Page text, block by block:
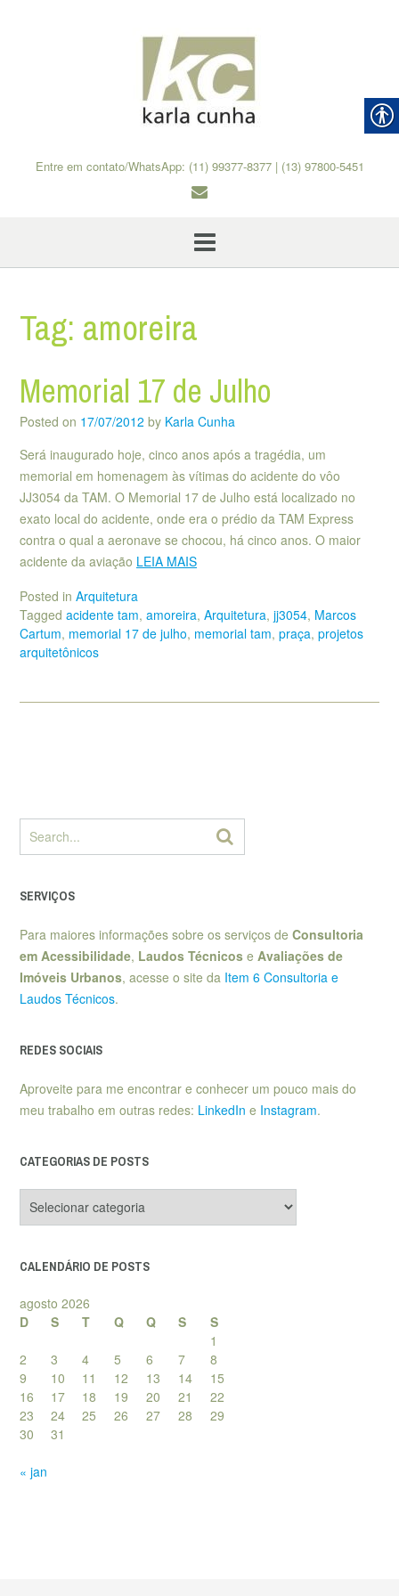
Entre em contato/WhatsApp: (11) 99377-8377 | (13) 97800-5451
Tag: amoreira
Memorial 17 de Julho
Posted on 17/07/2012 by Karla Cunha
Será inaugurado hoje, cinco anos após a tragédia, um
memorial em homenagem às vítimas do acidente do vôo
JJ3054 da TAM. O Memorial 17 de Julho está localizado no
exato local do acidente, onde era o prédio da TAM Express
contra o qual a aeronave se chocou, há cinco anos. O maior
acidente da aviação LEIA MAIS
Posted in Arquitetura
Tagged acidente tam, amoreira, Arquitetura, jj3054, Marcos
Cartum, memorial 17 de julho, memorial tam, praça, projetos
arquitetônicos
SERVIÇOS
Para maiores informações sobre os serviços de Consultoria
em Acessibilidade, Laudos Técnicos e Avaliações de
Imóveis Urbanos, acesse o site da Item 6 Consultoria e
Laudos Técnicos.
REDES SOCIAIS
Aproveite para me encontrar e conhecer um pouco mais do
meu trabalho em outras redes: LinkedIn e Instagram.
CATEGORIAS DE POSTS
de
CALENDÁRIO DE POSTS
agosto 2026
D
S T Q Q S
S
1
2
3 4 5 6 7
8
9
10 11 12 13 14
15
16
17 18 19 20 21
22
23
24 25 26 27 28
29
30
31
« jan